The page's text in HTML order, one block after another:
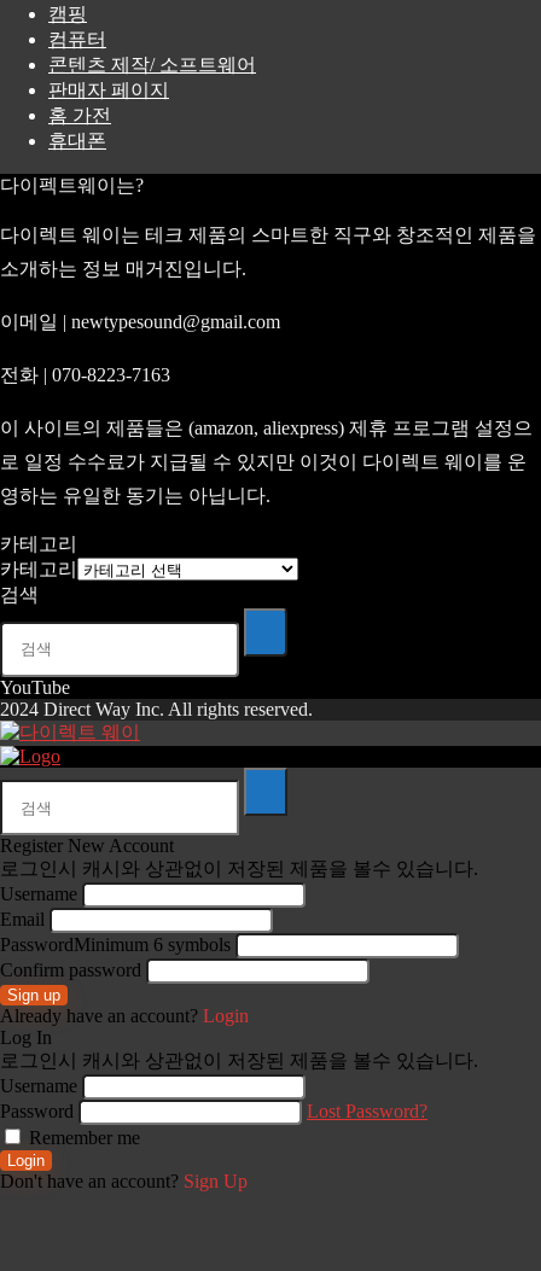
캠핑
컴퓨터
콘텐츠 제작/ 소프트웨어
판매자 페이지
홈 가전
휴대폰
다이펙트웨이는?
다이렉트 웨이는 테크 제품의 스마트한 직구와 창조적인 제품을
소개하는 정보 매거진입니다.
이메일 | newtypesound@gmail.com
전화 | 070-8223-7163
이 사이트의 제품들은 (amazon, aliexpress) 제휴 프로그램 설정으
로 일정 수수료가 지급될 수 있지만 이것이 다이렉트 웨이를 운
영하는 유일한 동기는 아닙니다.
카테고리
카테고리
검색
YouTube
2024 Direct Way Inc. All rights reserved.
Register New Account
로그인시 캐시와 상관없이 저장된 제품을 볼수 있습니다.
Username
Email
PasswordMinimum 6 symbols
Confirm password
Sign up
Already have an account? Login
Log In
로그인시 캐시와 상관없이 저장된 제품을 볼수 있습니다.
Username
Password
Lost Password?
Remember me
Login
Don't have an account? Sign Up